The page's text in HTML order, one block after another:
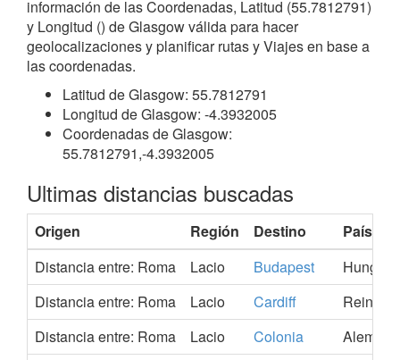
información de las Coordenadas, Latitud (55.7812791)
y Longitud () de Glasgow válida para hacer
geolocalizaciones y planificar rutas y Viajes en base a
las coordenadas.
Latitud de Glasgow: 55.7812791
Longitud de Glasgow: -4.3932005
Coordenadas de Glasgow:
55.7812791,-4.3932005
Ultimas distancias buscadas
Origen Región Destino
País
Distancia entre: Roma
Lacio Budapest
Hungria
Distancia entre: Roma
Lacio Cardiff
Reino
Distancia entre: Roma
Lacio Colonia